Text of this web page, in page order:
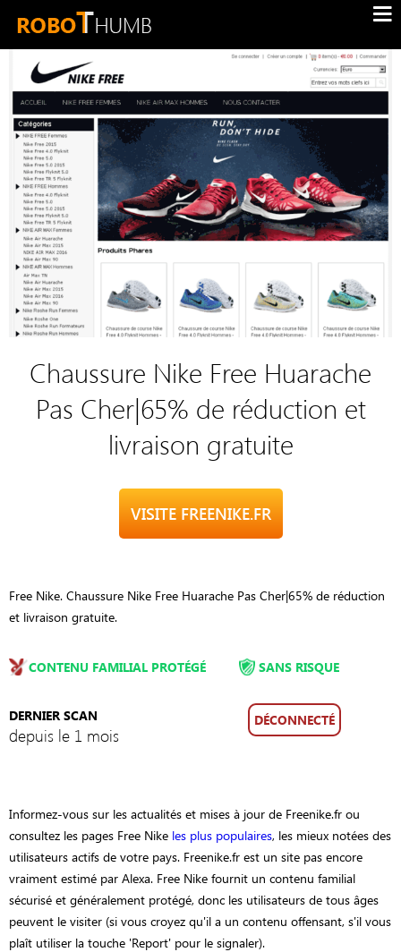
Chaussure Nike Free Huarache
Pas Cher|65% de réduction et
livraison gratuite
VISITE FREENIKE.FR
Free Nike. Chaussure Nike Free Huarache Pas Cher|65% de réduction
et livraison gratuite.
CONTENU FAMILIAL PROTÉGÉ
DERNIER SCAN
depuis le 1 mois
SANS RISQUE
DÉCONNECTÉ
Informez-vous sur les actualités et mises à jour de Freenike.fr ou
consultez les pages Free Nike les plus populaires, les mieux notées des
utilisateurs actifs de votre pays. Freenike.fr est un site pas encore
vraiment estimé par Alexa. Free Nike fournit un contenu familial
sécurisé et généralement protégé, donc les utilisateurs de tous âges
peuvent le visiter (si vous croyez qu'il a un contenu offensant, s'il vous
plaît utiliser la touche 'Report' pour le signaler).